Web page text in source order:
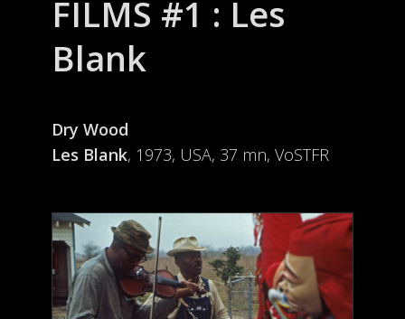
FILMS #1 : Les
Blank
Dry Wood
Les Blank, 1973, USA, 37 mn, VoSTFR